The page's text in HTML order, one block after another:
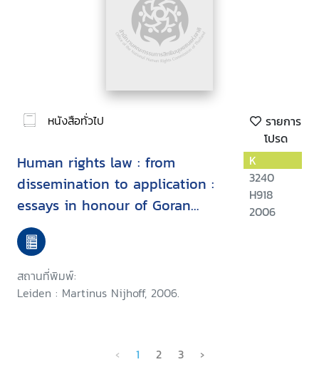
หนังสือทั่วไป
รายการ
โปรด
Human rights law : from
dissemination to application :
essays in honour of Goran
Melander
สถานที่พิมพ์:
Leiden : Martinus Nijhoff, 2006.
K
3240
H918
2006
‹ 1 2 3 ›